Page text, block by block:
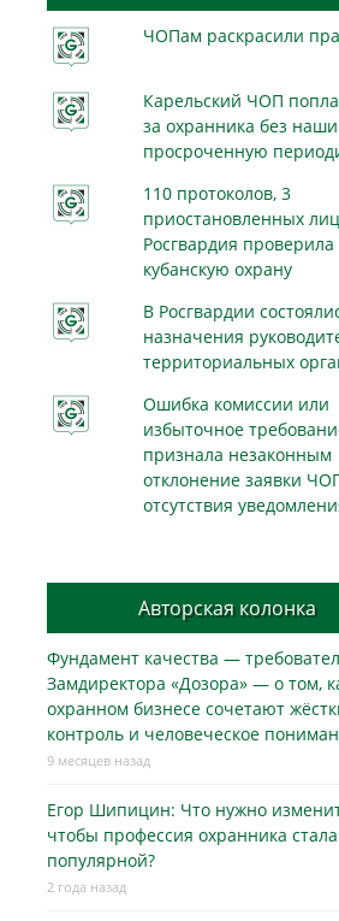
ЧОПам раскрасили
Карельский ЧОП
за охранника без
просроченную
110 протоколов, 3
приостановленных
Росгвардия проверила
кубанскую охрану
В Росгвардии
назначения
территориальных
Ошибка комиссии или
избыточное
признала незаконным
отклонение заявки
отсутствия
Авторская колонка
Фундамент качества —
Замдиректора «Дозора» — о том,
охранном бизнесe сочетают
контроль и человеческое
9 месяцев назад
Егор Шипицин: Что нужно
чтобы профессия охранника стала
популярной?
2 года назад